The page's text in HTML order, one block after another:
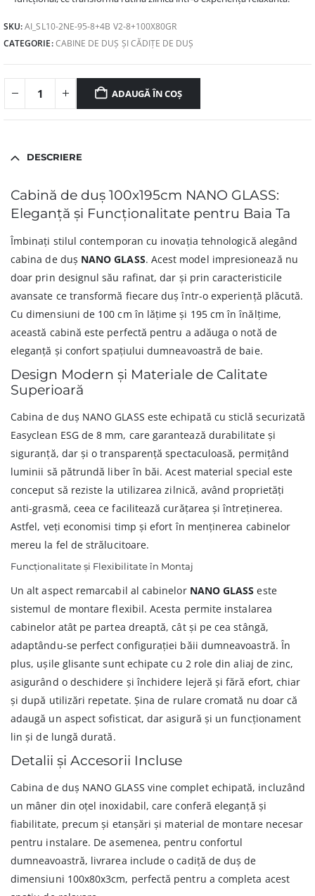
SKU:AI_SL10-2NE-95-8+4B V2-8+100X80GR
CATEGORIE:CABINE DE DUȘ ȘI CĂDIȚE DE DUȘ
ADAUGĂ ÎN COȘ
DESCRIERE
Cabină de duș 100x195cm NANO GLASS:
Eleganță și Funcționalitate pentru Baia Ta
Îmbinați stilul contemporan cu inovația tehnologică alegând
cabina de duș NANO GLASS. Acest model impresionează nu
doar prin designul său rafinat, dar și prin caracteristicile
avansate ce transformă fiecare duș într-o experiență plăcută.
Cu dimensiuni de 100 cm în lățime și 195 cm în înălțime,
această cabină este perfectă pentru a adăuga o notă de
eleganță și confort spațiului dumneavoastră de baie.
Design Modern și Materiale de Calitate
Superioară
Cabina de duș NANO GLASS este echipată cu sticlă securizată
Easyclean ESG de 8 mm, care garantează durabilitate și
siguranță, dar și o transparență spectaculoasă, permițând
luminii să pătrundă liber în băi. Acest material special este
conceput să reziste la utilizarea zilnică, având proprietăți
anti-grasmă, ceea ce facilitează curățarea și întreținerea.
Astfel, veți economisi timp și efort în menținerea cabinelor
mereu la fel de strălucitoare.
Funcționalitate și Flexibilitate în Montaj
Un alt aspect remarcabil al cabinelor NANO GLASS este
sistemul de montare flexibil. Acesta permite instalarea
cabinelor atât pe partea dreaptă, cât și pe cea stângă,
adaptându-se perfect configurației băii dumneavoastră. În
plus, ușile glisante sunt echipate cu 2 role din aliaj de zinc,
asigurând o deschidere și închidere lejeră și fără efort, chiar
și după utilizări repetate. Șina de rulare cromată nu doar că
adaugă un aspect sofisticat, dar asigură și un funcționament
lin și de lungă durată.
Detalii și Accesorii Incluse
Cabina de duș NANO GLASS vine complet echipată, incluzând
un mâner din oțel inoxidabil, care conferă eleganță și
fiabilitate, precum și etanșări și material de montare necesar
pentru instalare. De asemenea, pentru confortul
dumneavoastră, livrarea include o cadiță de duș de
dimensiuni 100x80x3cm, perfectă pentru a completa acest